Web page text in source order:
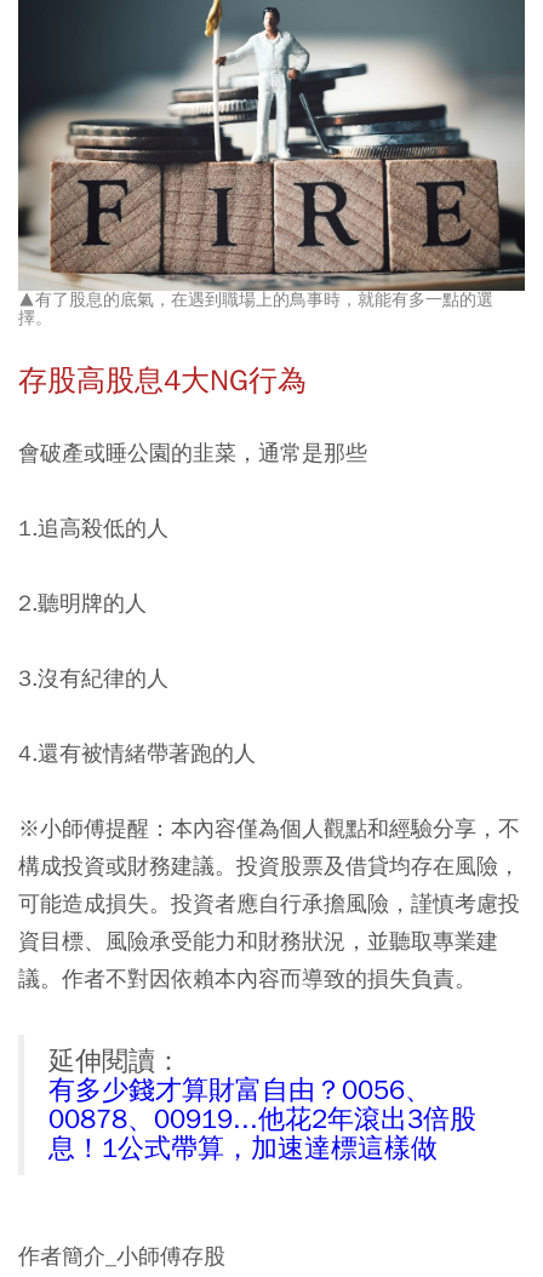
▲有了股息的底氣，在遇到職場上的鳥事時，就能有多一點的選
擇。
存股高股息4大NG行為
會破產或睡公園的韭菜，通常是那些
1.追高殺低的人
2.聽明牌的人
3.沒有紀律的人
4.還有被情緒帶著跑的人
※小師傅提醒：本內容僅為個人觀點和經驗分享，不
構成投資或財務建議。投資股票及借貸均存在風險，
可能造成損失。投資者應自行承擔風險，謹慎考慮投
資目標、風險承受能力和財務狀況，並聽取專業建
議。作者不對因依賴本內容而導致的損失負責。
延伸閱讀：
有多少錢才算財富自由？0056、
00878、00919...他花2年滾出3倍股
息！1公式帶算，加速達標這樣做
作者簡介_小師傅存股